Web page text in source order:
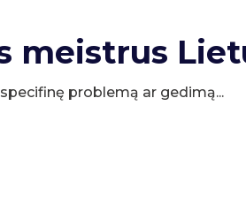
meistrus
problemą ar gedimą...